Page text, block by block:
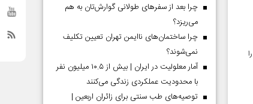
چرا بعد از سفرهای طولانی گوارش‌تان به هم
می‌ریزد؟
چرا ساختمان‌های ناایمن تهران تعیین تکلیف
نمی‌شوند؟
آمار معلولیت در ایران | بیش از ۱۰.۵ میلیون نفر
با محدودیت عملکردی زندگی می‌کنند
توصیه‌های طب سنتی برای زائران اربعین |